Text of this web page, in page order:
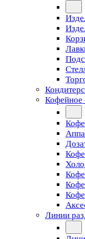
Кофейное
Кофе
Линии